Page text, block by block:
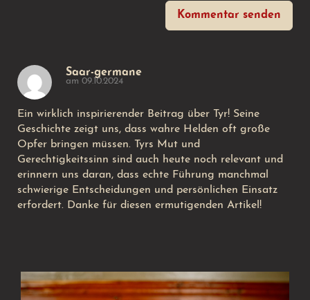
Kommentar senden
Saar-germane
am 09.10.2024
Ein wirklich inspirierender Beitrag über Tyr! Seine
Geschichte zeigt uns, dass wahre Helden oft große
Opfer bringen müssen. Tyrs Mut und
Gerechtigkeitssinn sind auch heute noch relevant und
erinnern uns daran, dass echte Führung manchmal
schwierige Entscheidungen und persönlichen Einsatz
erfordert. Danke für diesen ermutigenden Artikel!